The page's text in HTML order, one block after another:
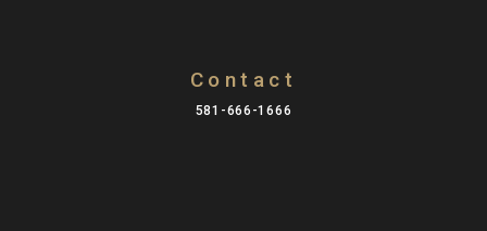
Contact
581-666-1666